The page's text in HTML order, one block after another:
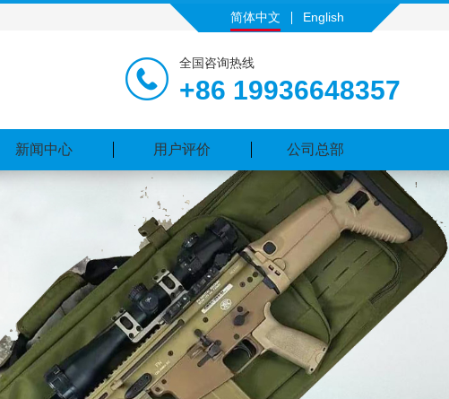
简体中文 English
全国咨询热线
+86 19936648357
新闻中心 用户评价 公司总部